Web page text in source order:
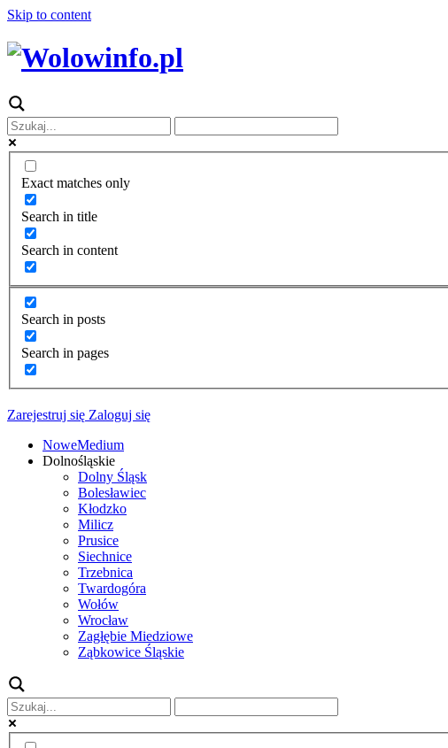
Skip to content
Exact matches only
Search in title
Search in content
Search in posts
Search in pages
Zarejestruj się Zaloguj się
NoweMedium
Dolnośląskie
Dolny Śląsk
Bolesławiec
Kłodzko
Milicz
Prusice
Siechnice
Trzebnica
Twardogóra
Wołów
Wrocław
Zagłębie Miedziowe
Ząbkowice Śląskie